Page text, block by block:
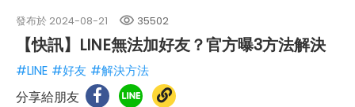
發布於 2024-08-21 35502
【快訊】LINE無法加好友？官方曝3方法解決
#LINE #好友 #解決方法
分享給朋友